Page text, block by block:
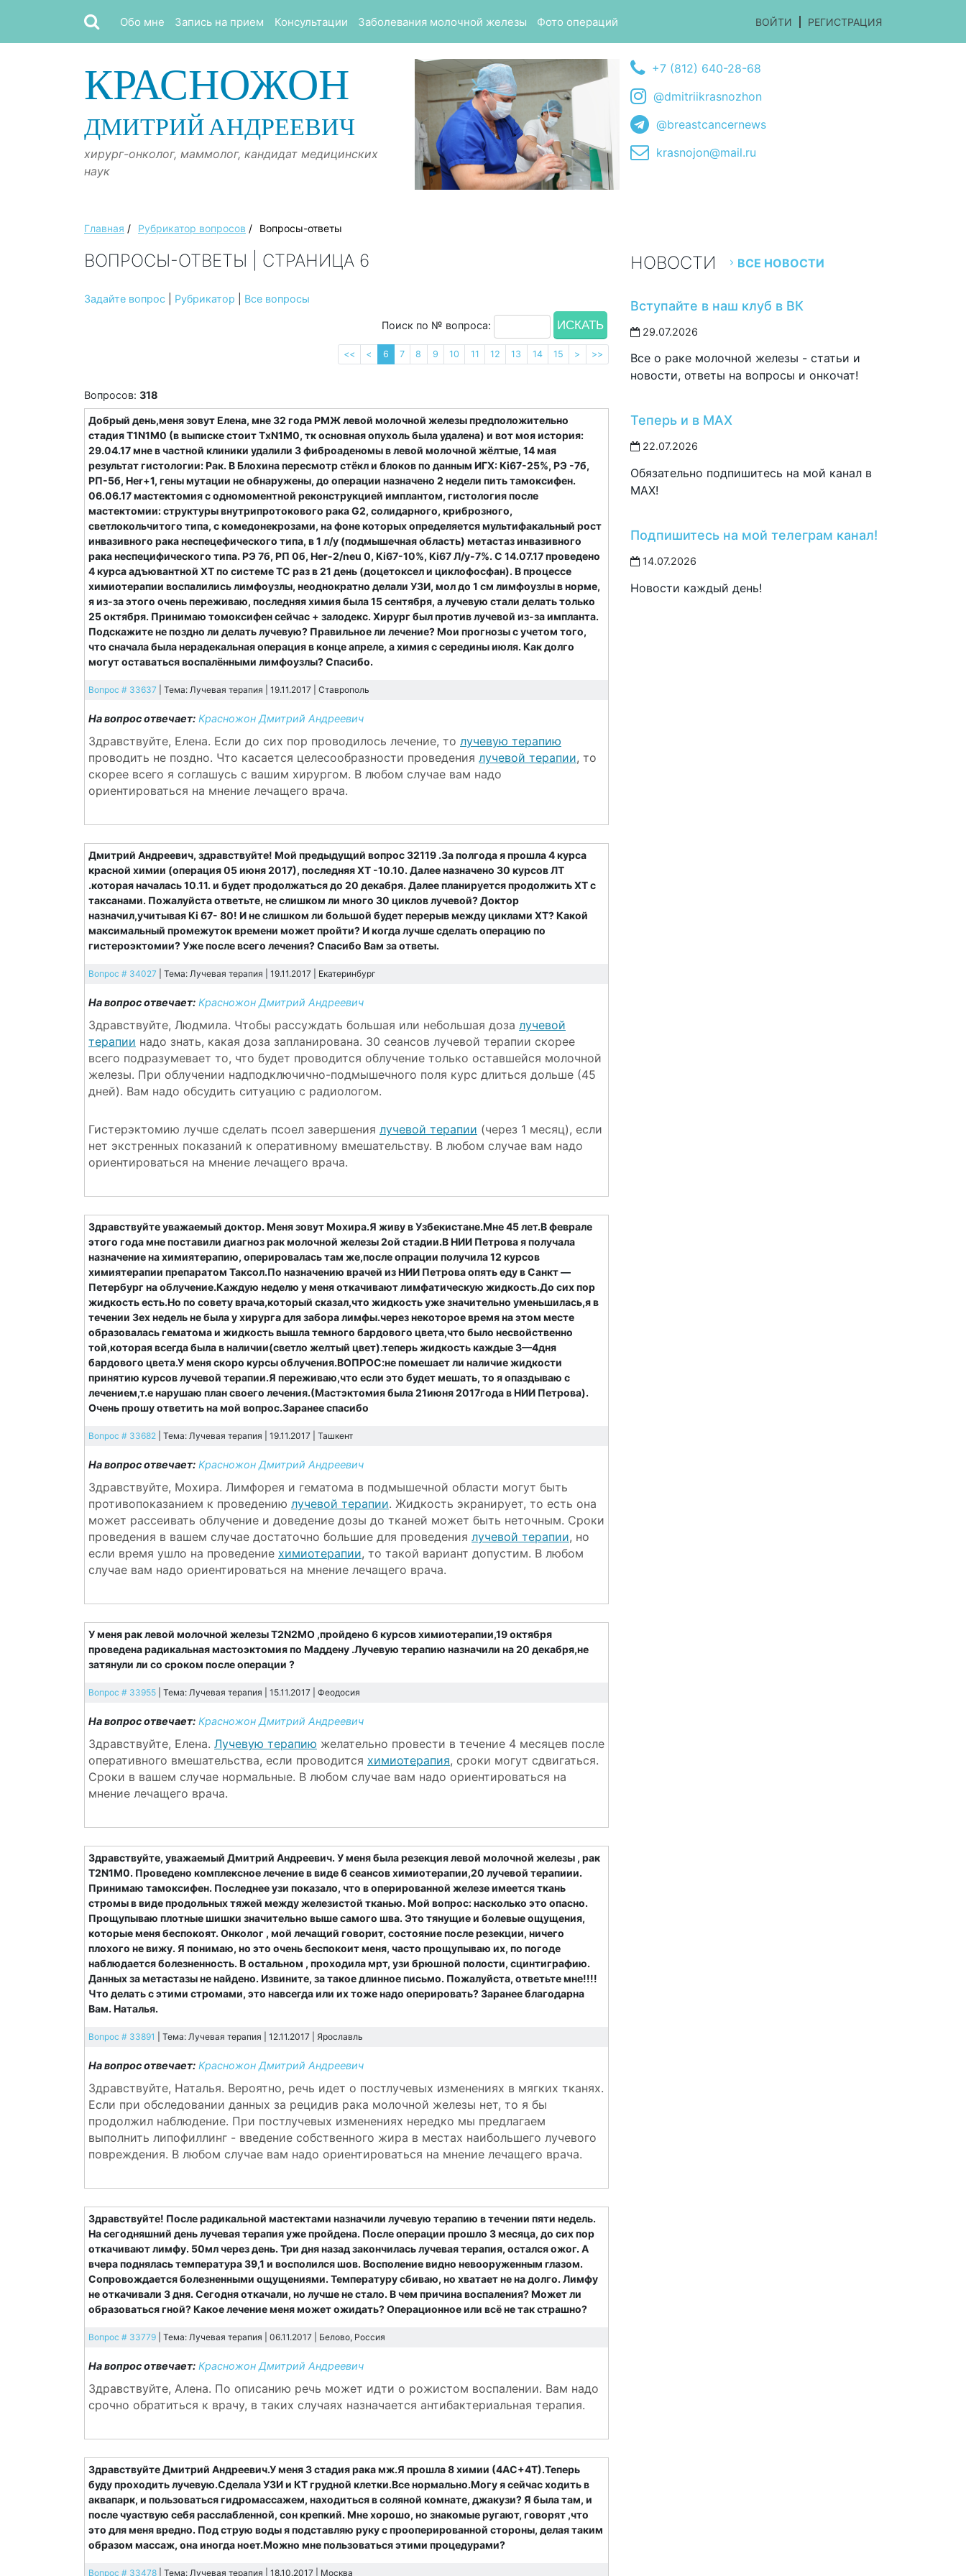
Обо мне Запись на прием Консультации Заболевания молочной железы Фото операций ВОЙТИ РЕГИСТРАЦИЯ
КРАСНОЖОН
ДМИТРИЙ АНДРЕЕВИЧ
хирург-онколог, маммолог, кандидат медицинских
наук
+7 (812) 640-28-68
@dmitriikrasnozhon
@breastcancernews
krasnojon@mail.ru
Главная / Рубрикатор вопросов / Вопросы-ответы
ВОПРОСЫ-ОТВЕТЫ | СТРАНИЦА 6
Задайте вопрос Рубрикатор Все вопросы
Поиск по № вопроса:
<< < 6 7 8 9 10 11 12 13 14 15 > >>
Вопросов: 318
Добрый день,меня зовут Елена, мне 32 года РМЖ левой молочной железы предположительно
стадия Т1N1M0 (в выписке стоит ТхN1M0, тк основная опухоль была удалена) и вот моя история:
29.04.17 мне в частной клиники удалили 3 фиброаденомы в левой молочной жёлтые, 14 мая
результат гистологии: Рак. В Блохина пересмотр стёкл и блоков по данным ИГХ: Ki67-25%, РЭ -7б,
РП-5б, Her+1, гены мутации не обнаружены, до операции назначено 2 недели пить тамоксифен.
06.06.17 мастектомия с одномоментной реконструкцией имплантом, гистология после
мастектомии: структуры внутрипротокового рака G2, солидарного, криброзного,
светлокольчитого типа, с комедонекрозами, на фоне которых определяется мультифакальный рост
инвазивного рака неспецефического типа, в 1 л/у (подмышечная область) метастаз инвазивного
рака неспецифического типа. РЭ 7б, РП 0б, Her-2/neu 0, Ki67-10%, Ki67 Л/у-7%. С 14.07.17 проведено
4 курса адъювантной ХТ по системе ТС раз в 21 день (доцетоксел и циклофосфан). В процессе
химиотерапии воспалились лимфоузлы, неоднократно делали УЗИ, мол до 1 см лимфоузлы в норме,
я из-за этого очень переживаю, последняя химия была 15 сентября, а лучевую стали делать только
25 октября. Принимаю томоксифен сейчас + залодекс. Хирург был против лучевой из-за импланта.
Подскажите не поздно ли делать лучевую? Правильное ли лечение? Мои прогнозы с учетом того,
что сначала была нерадекальная операция в конце апреле, а химия с середины июля. Как долго
могут оставаться воспалёнными лимфоузлы? Спасибо.
Вопрос # 33637 | Тема: Лучевая терапия | 19.11.2017 | Ставрополь
На вопрос отвечает: Красножон Дмитрий Андреевич
Здравствуйте, Елена. Если до сих пор проводилось лечение, то лучевую терапию
проводить не поздно. Что касается целесообразности проведения лучевой терапии, то
скорее всего я соглашусь с вашим хирургом. В любом случае вам надо
ориентироваться на мнение лечащего врача.
Дмитрий Андреевич, здравствуйте! Мой предыдущий вопрос 32119 .За полгода я прошла 4 курса
красной химии (операция 05 июня 2017), последняя ХТ -10.10. Далее назначено 30 курсов ЛТ
.которая началась 10.11. и будет продолжаться до 20 декабря. Далее планируется продолжить ХТ с
таксанами. Пожалуйста ответьте, не слишком ли много 30 циклов лучевой? Доктор
назначил,учитывая Ki 67- 80! И не слишком ли большой будет перерыв между циклами ХТ? Какой
максимальный промежуток времени может пройти? И когда лучше сделать операцию по
гистероэктомии? Уже после всего лечения? Спасибо Вам за ответы.
Вопрос # 34027 | Тема: Лучевая терапия | 19.11.2017 | Екатеринбург
На вопрос отвечает: Красножон Дмитрий Андреевич
Здравствуйте, Людмила. Чтобы рассуждать большая или небольшая доза лучевой
терапии надо знать, какая доза запланирована. 30 сеансов лучевой терапии скорее
всего подразумевает то, что будет проводится облучение только оставшейся молочной
железы. При облучении надподключично-подмышечного поля курс длиться дольше (45
дней). Вам надо обсудить ситуацию с радиологом.
Гистерэктомию лучше сделать псоел завершения лучевой терапии (через 1 месяц), если
нет экстренных показаний к оперативному вмешательству. В любом случае вам надо
ориентироваться на мнение лечащего врача.
Здравствуйте уважаемый доктор. Меня зовут Мохира.Я живу в Узбекистане.Мне 45 лет.В феврале
этого года мне поставили диагноз рак молочной железы 2ой стадии.В НИИ Петрова я получала
назначение на химиятерапию, оперировалась там же,после опрации получила 12 курсов
химиятерапии препаратом Таксол.По назначению врачей из НИИ Петрова опять еду в Санкт —
Петербург на облучение.Каждую неделю у меня откачивают лимфатическую жидкость.До сих пор
жидкость есть.Но по совету врача,который сказал,что жидкость уже значительно уменьшилась,я в
течении 3ех недель не была у хирурга для забора лимфы.через некоторое время на этом месте
образовалась гематома и жидкость вышла темного бардового цвета,что было несвойственно
той,которая всегда была в наличии(светло желтый цвет).теперь жидкость каждые 3—4дня
бардового цвета.У меня скоро курсы облучения.ВОПРОС:не помешает ли наличие жидкости
принятию курсов лучевой терапии.Я переживаю,что если это будет мешать, то я опаздываю с
лечением,т.е нарушаю план своего лечения.(Мастэктомия была 21июня 2017года в НИИ Петрова).
Очень прошу ответить на мой вопрос.Заранее спасибо
Вопрос # 33682 | Тема: Лучевая терапия | 19.11.2017 | Ташкент
На вопрос отвечает: Красножон Дмитрий Андреевич
Здравствуйте, Мохира. Лимфорея и гематома в подмышечной области могут быть
противопоказанием к проведению лучевой терапии. Жидкость экранирует, то есть она
может рассеивать облучение и доведение дозы до тканей может быть неточным. Сроки
проведения в вашем случае достаточно большие для проведения лучевой терапии, но
если время ушло на проведение химиотерапии, то такой вариант допустим. В любом
случае вам надо ориентироваться на мнение лечащего врача.
У меня рак левой молочной железы T2N2MO ,пройдено 6 курсов химиотерапии,19 октября
проведена радикальная мастоэктомия по Маддену .Лучевую терапию назначили на 20 декабря,не
затянули ли со сроком после операции ?
Вопрос # 33955 | Тема: Лучевая терапия | 15.11.2017 | Феодосия
На вопрос отвечает: Красножон Дмитрий Андреевич
Здравствуйте, Елена. Лучевую терапию желательно провести в течение 4 месяцев после
оперативного вмешательства, если проводится химиотерапия, сроки могут сдвигаться.
Сроки в вашем случае нормальные. В любом случае вам надо ориентироваться на
мнение лечащего врача.
Здравствуйте, уважаемый Дмитрий Андреевич. У меня была резекция левой молочной железы , рак
T2N1M0. Проведено комплексное лечение в виде 6 сеансов химиотерапии,20 лучевой терапиии.
Принимаю тамоксифен. Последнее узи показало, что в оперированной железе имеется ткань
стромы в виде продольных тяжей между железистой тканью. Мой вопрос: насколько это опасно.
Прощупываю плотные шишки значительно выше самого шва. Это тянущие и болевые ощущения,
которые меня беспокоят. Онколог , мой лечащий говорит, состояние после резекции, ничего
плохого не вижу. Я понимаю, но это очень беспокоит меня, часто прощупываю их, по погоде
наблюдается болезненность. В остальном , проходила мрт, узи брюшной полости, сцинтиграфию.
Данных за метастазы не найдено. Извините, за такое длинное письмо. Пожалуйста, ответьте мне!!!!
Что делать с этими стромами, это навсегда или их тоже надо оперировать? Заранее благодарна
Вам. Наталья.
Вопрос # 33891 | Тема: Лучевая терапия | 12.11.2017 | Ярославль
На вопрос отвечает: Красножон Дмитрий Андреевич
Здравствуйте, Наталья. Вероятно, речь идет о постлучевых изменениях в мягких тканях.
Если при обследовании данных за рецидив рака молочной железы нет, то я бы
продолжил наблюдение. При постлучевых изменениях нередко мы предлагаем
выполнить липофиллинг - введение собственного жира в местах наибольшего лучевого
повреждения. В любом случае вам надо ориентироваться на мнение лечащего врача.
Здравствуйте! После радикальной мастектами назначили лучевую терапию в течении пяти недель.
На сегодняшний день лучевая терапия уже пройдена. После операции прошло 3 месяца, до сих пор
откачивают лимфу. 50мл через день. Три дня назад закончилась лучевая терапия, остался ожог. А
вчера поднялась температура 39,1 и восполился шов. Восполение видно невооруженным глазом.
Сопровождается болезненными ощущениями. Температуру сбиваю, но хватает не на долго. Лимфу
не откачивали 3 дня. Сегодня откачали, но лучше не стало. В чем причина воспаления? Может ли
образоваться гной? Какое лечение меня может ожидать? Операционное или всё не так страшно?
Вопрос # 33779 | Тема: Лучевая терапия | 06.11.2017 | Белово, Россия
На вопрос отвечает: Красножон Дмитрий Андреевич
Здравствуйте, Алена. По описанию речь может идти о рожистом воспалении. Вам надо
срочно обратиться к врачу, в таких случаях назначается антибактериальная терапия.
Здравствуйте Дмитрий Андреевич.У меня 3 стадия рака мж.Я прошла 8 химии (4АС+4Т).Теперь
буду проходить лучевую.Сделала УЗИ и КТ грудной клетки.Все нормально.Могу я сейчас ходить в
аквапарк, и пользоваться гидромассажем, находиться в соляной комнате, джакузи? Я была там, и
после чуаствую себя расслабленной, сон крепкий. Мне хорошо, но знакомые ругают, говорят ,что
это для меня вредно. Под струю воды я подставляю руку с прооперированной стороны, делая таким
образом массаж, она иногда ноет.Можно мне пользоваться этими процедурами?
Вопрос # 33478 | Тема: Лучевая терапия | 18.10.2017 | Москва
НОВОСТИ ВСЕ НОВОСТИ
Вступайте в наш клуб в ВК
29.07.2026
Все о раке молочной железы - статьи и
новости, ответы на вопросы и онкочат!
Теперь и в MAX
22.07.2026
Обязательно подпишитесь на мой канал в
MAX!
Подпишитесь на мой телеграм канал!
14.07.2026
Новости каждый день!